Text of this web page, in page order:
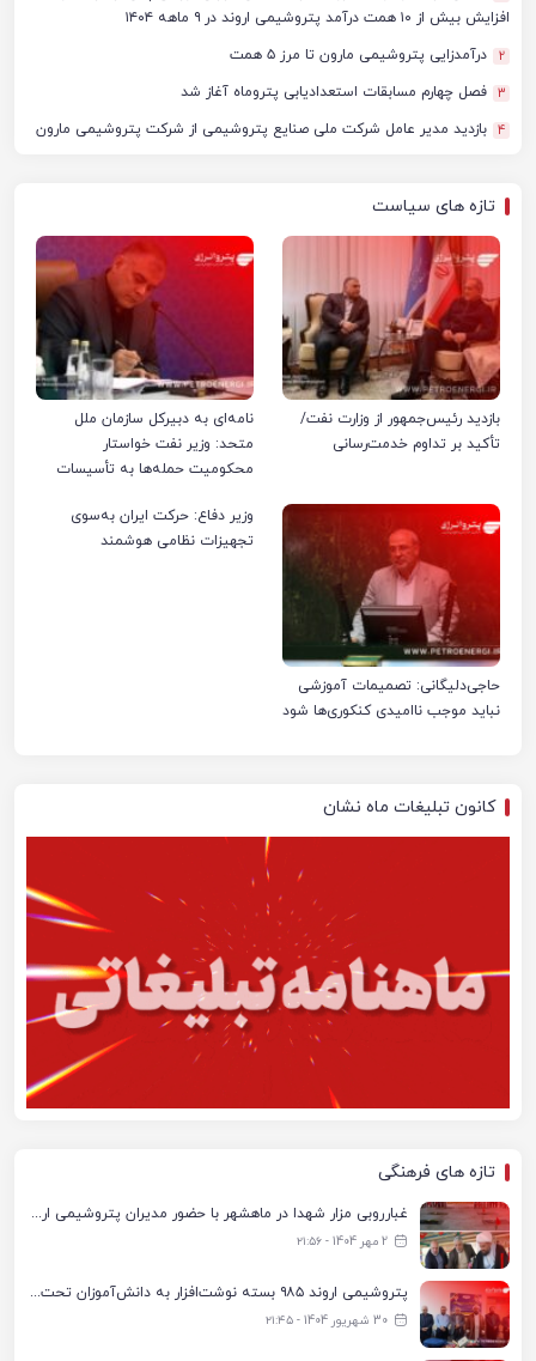
افزایش بیش از ۱۰ همت درآمد پتروشیمی اروند در ۹ ماهه ۱۴۰۴
2 درآمدزایی پتروشیمی مارون تا مرز ۵ همت
3 فصل چهارم مسابقات استعدادیابی پتروماه آغاز شد
4 بازدید مدیر عامل شرکت ملی صنایع پتروشیمی از شرکت پتروشیمی مارون
تازه های سیاست
بازدید رئیس‌جمهور از وزارت نفت/
تأکید بر تداوم خدمت‌رسانی
نامه‌ای به دبیرکل سازمان ملل
متحد: وزیر نفت خواستار
محکومیت حمله‌ها به تأسیسات
حاجی‌دلیگانی: تصمیمات آموزشی
نباید موجب ناامیدی کنکوری‌ها شود
وزیر دفاع: حرکت ایران به‌سوی
تجهیزات نظامی هوشمند
کانون تبلیغات ماه نشان
تازه های فرهنگی
غبارروبی مزار شهدا در ماهشهر با حضور مدیران پتروشیمی اروند و مسئولان شهری
2 مهر 1404 - ۲۱:۵۶
پتروشیمی اروند ۹۸۵ بسته نوشت‌افزار به دانش‌آموزان تحت پوشش کمیته امداد بندرماهشهر اهدا کرد
30 شهریور 1404 - ۲۱:۴۵